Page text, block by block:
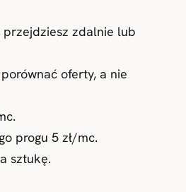
przejdziesz zdalnie lub
oferty, a nie
progu 5 zł/mc.
sztukę.